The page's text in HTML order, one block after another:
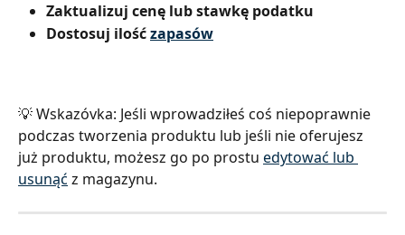
Zaktualizuj cenę lub stawkę podatku
Dostosuj ilość zapasów
💡 Wskazóvka: Jeśli wprowadziłeś coś niepoprawnie
podczas tworzenia produktu lub jeśli nie oferujesz
już produktu, możesz go po prostu edytować lub
usunąć z magazynu.